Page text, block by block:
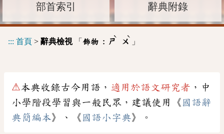
部首索引 辭典附錄
::: 首頁 > 辭典檢視「 飾物 : ㄕ
ˋ
ㄨ
ˋ
」
⚠本典收錄古今用語， 適用於語文研究者 ，中
小學階段學習與一般民眾，建議使用《 國語辭
典簡編本》、《 國語小字典》。